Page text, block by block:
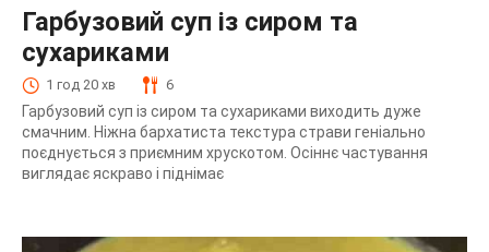
Гарбузовий суп із сиром та
сухариками
1 год 20 хв 6
Гарбузовий суп із сиром та сухариками виходить дуже
смачним. Ніжна бархатиста текстура страви геніально
поєднується з приємним хрускотом. Осіннє частування
виглядає яскраво і піднімає